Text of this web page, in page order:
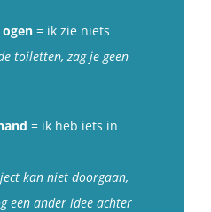
= ik zie niets
toiletten, zag je geen
= ik heb iets in
kan niet doorgaan,
een ander idee achter